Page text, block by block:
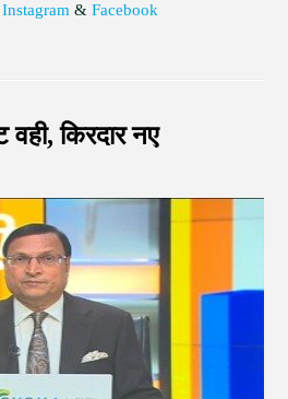
Instagram &Facebook
वही, किरदार नए